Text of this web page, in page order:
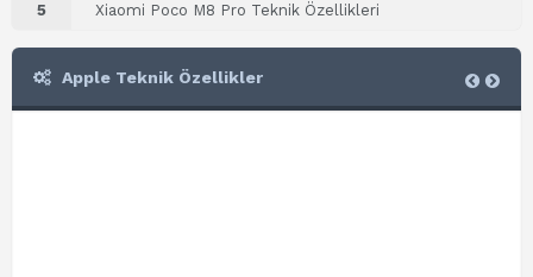
5 Xiaomi Poco M8 Pro Teknik Özellikleri
Apple Teknik Özellikler